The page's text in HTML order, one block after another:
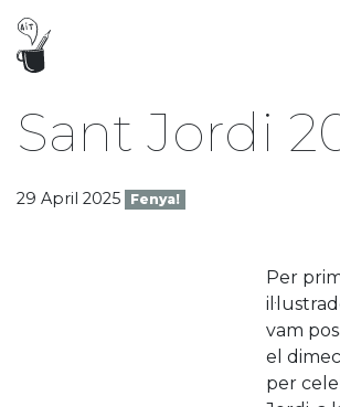
Sant Jordi
29 April 2025 Fenya!
Per
vam
el
per